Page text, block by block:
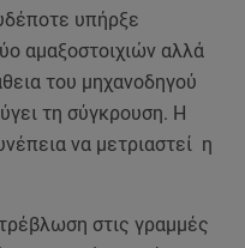
υπήρξε
αμαξοστοιχιών αλλά
του μηχανοδηγού
τη σύγκρουση. Η
να μετριαστεί η
στις γραμμές